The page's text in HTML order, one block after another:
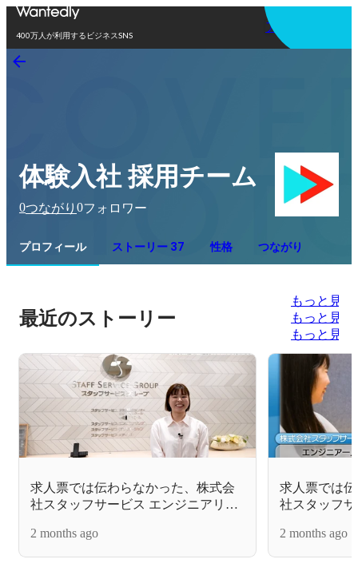
400万人が利用するビジネスSNS
アプリを使う
体験入社 採用チーム
0つながり 0フォロワー
プロフィール ストーリー 37 性格 つながり
最近のストーリー
もっと見る
もっと見る
もっと見る
求人票では伝わらなかった、株式会
社スタッフサービス エンジニアリン
2 months ago
求人票では
社スタッフ
2 months ago